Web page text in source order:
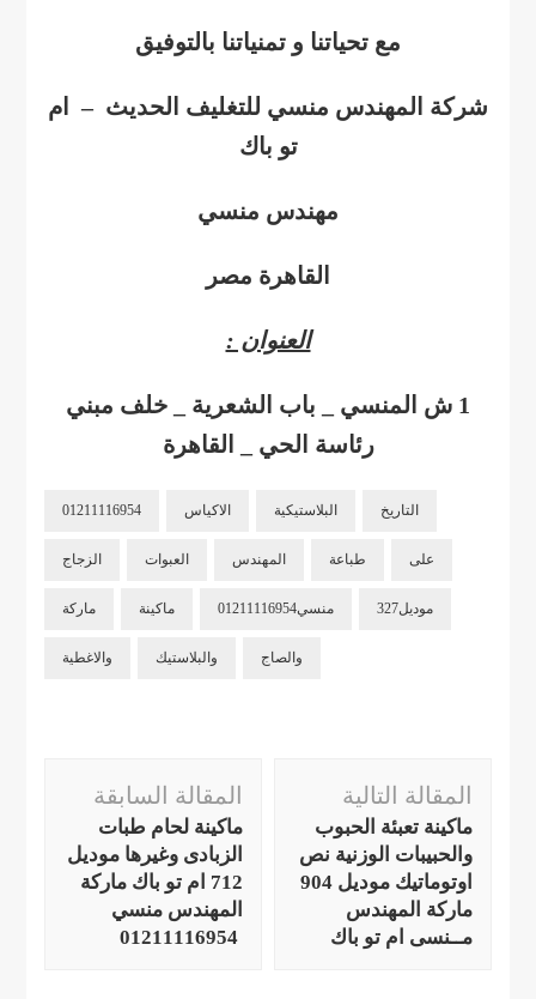
مع تحياتنا و تمنياتنا بالتوفيق
شركة المهندس منسي للتغليف الحديث – ام
تو باك
مهندس منسي
القاهرة مصر
العنوان :
1 ش المنسي _ باب الشعرية _ خلف مبني
رئاسة الحي _ القاهرة
01211116954 الاكياس البلاستيكية التاريخ
الزجاج العبوات المهندس طباعة على
ماركة ماكينة منسي01211116954 موديل327
والاغطية والبلاستيك والصاج
التنقل
بين
التدوينات
المقالة السابقة
ماكينة لحام طبات
الزبادى وغيرها موديل
712 ام تو باك ماركة
المهندس منسي
المقالة التالية
ماكينة تعبئة الحبوب
والحبيبات الوزنية نص
اوتوماتيك موديل 904
ماركة المهندس
مــنسى ام تو باك